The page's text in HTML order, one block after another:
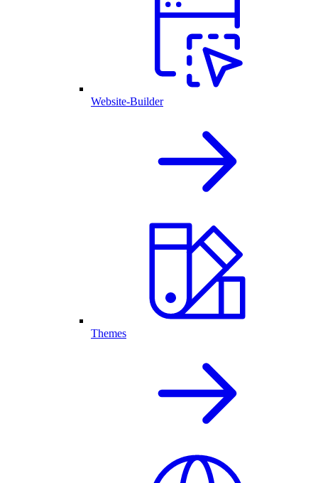
Website-Builder
Themes